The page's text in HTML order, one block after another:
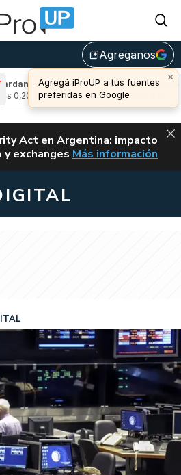
library_addAgreganos
×
Agregá iProUP a tus fuentes
preferidas en Google
(0,00%)
Avalanche
u$s 6,52
ALERTA
Act en Argentina: impacto
exchanges CLARITY ACT EN
Más información